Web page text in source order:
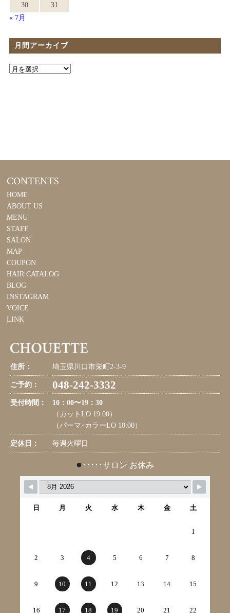
30
31
« 7月
月間アーカイブ
CONTENTS
HOME
ABOUT US
MENU
STAFF
SALON
MAP
COUPON
HAIR CATALOG
BLOG
INSTAGRAM
VOICE
LINK
住所： 埼玉県川口市栄町2-3-9
ご予約： 048-242-3332
受付時間：
10：00〜19：30
（カットLO 19:00）
（パーマ･カラーLO 18:00）
定休日： 毎週火曜日
● ･････サロン お休み
日 月 火 水 木 金 土
1
2 3 4 5 6 7 8
9 10 11 12 13 14 15
16 17 18 19 20 21 22